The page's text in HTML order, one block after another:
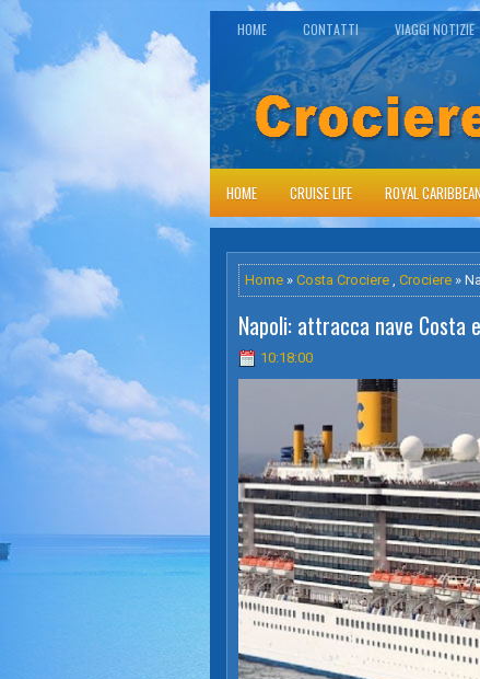
HOME CONTATTI VIAGGI NOTIZIE
HOME CRUISE LIFE ROYAL CARIBBEAN
Home » Costa Crociere , Crociere »
Napoli: attracca nave Costa
10:18:00